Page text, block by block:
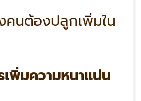
คนต้องปลูกเพิ่มใน
พิ่มความหนาแน่น